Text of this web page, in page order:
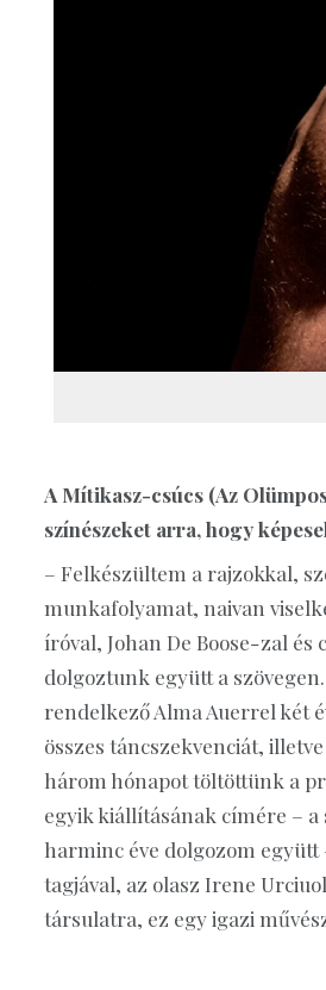
A Mítikasz-csúcs (Az
színészeket arra, hogy
– Felkészültem a rajzokkal,
munkafolyamat, naivan
íróval, Johan De Boose-zal
dolgoztunk együtt a
rendelkező Alma Auerrel két
összes táncszekvenciát,
három hónapot töltöttünk a
egyik kiállításának címére –
harminc éve dolgozom
tagjával, az olasz Irene
társulatra, ez egy igazi